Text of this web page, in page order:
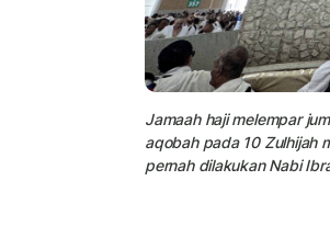
Jamaah haji melempar
aqobah pada 10 Zulhijah
pernah dilakukan Nabi